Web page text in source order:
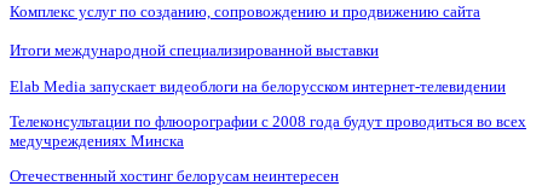
Комплекс услуг по созданию, сопровождению и продвижению сайта
Итоги международной специализированной выставки
Elab Media запускает видеоблоги на белорусском интернет-телевидении
Телеконсультации по флюорографии с 2008 года будут проводиться во всех
медучреждениях Минска
Отечественный хостинг белорусам неинтересен